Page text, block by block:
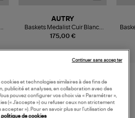
175,00 €
AUTRY
Baskets Medalist Cuir Blanc,
Platine
VUS
et technologies similaires à des fins de
publicité et analyses, en collaboration avec des
pouvez configurer vos choix via « Paramétrer »,
(« J’accepte ») ou refuser ceux non strictement
»). Pour en savoir plus sur l’utilisation de
de cookies
Continuer sans accepter